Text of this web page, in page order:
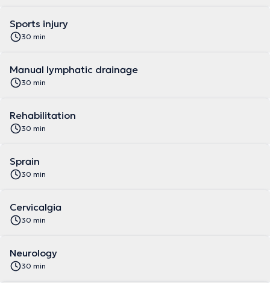
Sports injury
30 min
Manual lymphatic drainage
30 min
Rehabilitation
30 min
Sprain
30 min
Cervicalgia
30 min
Neurology
30 min